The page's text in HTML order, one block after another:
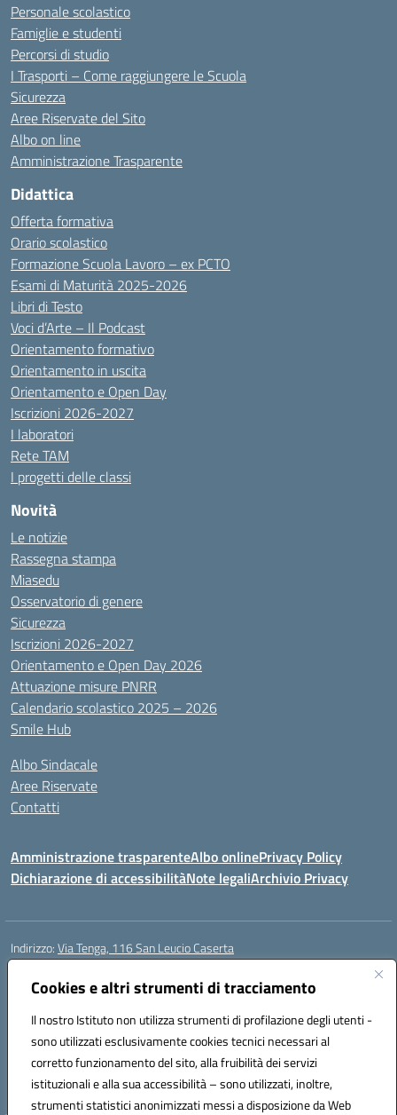
Cookies e altri strumenti di tracciamento
Il nostro Istituto non utilizza strumenti di profilazione degli utenti -
sono utilizzati esclusivamente cookies tecnici necessari al
corretto funzionamento del sito, alla fruibilità dei servizi
istituzionali e alla sua accessibilità – sono utilizzati, inoltre,
strumenti statistici anonimizzati messi a disposizione da Web
Personale scolastico
Famiglie e studenti
Percorsi di studio
I Trasporti – Come raggiungere le Scuola
Sicurezza
Aree Riservate del Sito
Albo on line
Amministrazione Trasparente
Didattica
Offerta formativa
Orario scolastico
Formazione Scuola Lavoro – ex PCTO
Esami di Maturità 2025-2026
Libri di Testo
Voci d’Arte – Il Podcast
Orientamento formativo
Orientamento in uscita
Orientamento e Open Day
Iscrizioni 2026-2027
I laboratori
Rete TAM
I progetti delle classi
Novità
Le notizie
Rassegna stampa
Miasedu
Osservatorio di genere
Sicurezza
Iscrizioni 2026-2027
Orientamento e Open Day 2026
Attuazione misure PNRR
Calendario scolastico 2025 – 2026
Smile Hub
Albo Sindacale
Aree Riservate
Contatti
Amministrazione trasparenteAlbo onlinePrivacy Policy
Dichiarazione di accessibilitàNote legaliArchivio Privacy
Indirizzo:Via Tenga, 116 San Leucio Caserta
Centralino:
Posta elettronica certificata (PEC):ceis042009@pec.istruzione.it
Codice fiscale: 93098380616
Codice meccanografico:CEIS042009
Codice Indice delle Pubbliche Amministrazioni (IPA): islasleu
Codice unico di fatturazione (CUF): UFLTNX